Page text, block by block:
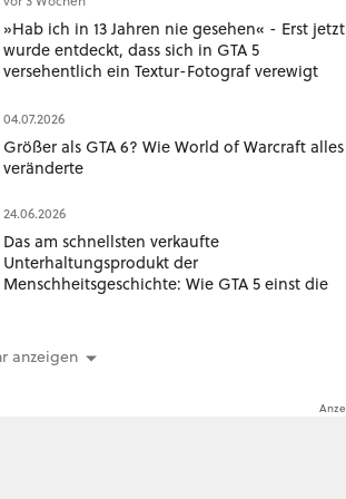
»Hab ich in 13 Jahren nie gesehen« - Erst jetzt
wurde entdeckt, dass sich in GTA 5
versehentlich ein Textur-Fotograf verewigt
04.07.2026
Größer als GTA 6? Wie World of Warcraft alles
veränderte
24.06.2026
Das am schnellsten verkaufte
Unterhaltungsprodukt der
Menschheitsgeschichte: Wie GTA 5 einst die
anzeigen